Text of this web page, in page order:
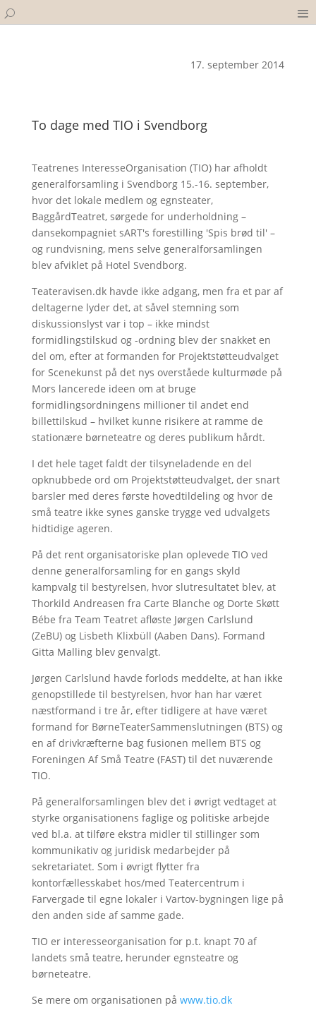
17. september 2014
To dage med TIO i Svendborg
Teatrenes InteresseOrganisation (TIO) har afholdt
generalforsamling i Svendborg 15.-16. september,
hvor det lokale medlem og egnsteater,
BaggårdTeatret, sørgede for underholdning –
dansekompagniet sART's forestilling 'Spis brød til' –
og rundvisning, mens selve generalforsamlingen
blev afviklet på Hotel Svendborg.
Teateravisen.dk havde ikke adgang, men fra et par af
deltagerne lyder det, at såvel stemning som
diskussionslyst var i top – ikke mindst
formidlingstilskud og -ordning blev der snakket en
del om, efter at formanden for Projektstøtteudvalget
for Scenekunst på det nys overståede kulturmøde på
Mors lancerede ideen om at bruge
formidlingsordningens millioner til andet end
billettilskud – hvilket kunne risikere at ramme de
stationære børneteatre og deres publikum hårdt.
I det hele taget faldt der tilsyneladende en del
opknubbede ord om Projektstøtteudvalget, der snart
barsler med deres første hovedtildeling og hvor de
små teatre ikke synes ganske trygge ved udvalgets
hidtidige ageren.
På det rent organisatoriske plan oplevede TIO ved
denne generalforsamling for en gangs skyld
kampvalg til bestyrelsen, hvor slutresultatet blev, at
Thorkild Andreasen fra Carte Blanche og Dorte Skøtt
Bébe fra Team Teatret afløste Jørgen Carlslund
(ZeBU) og Lisbeth Klixbüll (Aaben Dans). Formand
Gitta Malling blev genvalgt.
Jørgen Carlslund havde forlods meddelte, at han ikke
genopstillede til bestyrelsen, hvor han har været
næstformand i tre år, efter tidligere at have været
formand for BørneTeaterSammenslutningen (BTS) og
en af drivkræfterne bag fusionen mellem BTS og
Foreningen Af Små Teatre (FAST) til det nuværende
TIO.
På generalforsamlingen blev det i øvrigt vedtaget at
styrke organisationens faglige og politiske arbejde
ved bl.a. at tilføre ekstra midler til stillinger som
kommunikativ og juridisk medarbejder på
sekretariatet. Som i øvrigt flytter fra
kontorfællesskabet hos/med Teatercentrum i
Farvergade til egne lokaler i Vartov-bygningen lige på
den anden side af samme gade.
TIO er interesseorganisation for p.t. knapt 70 af
landets små teatre, herunder egnsteatre og
børneteatre.
Se mere om organisationen på www.tio.dk